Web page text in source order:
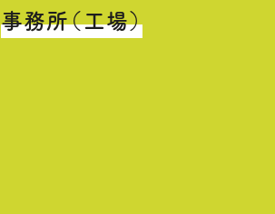
事務所（工場）